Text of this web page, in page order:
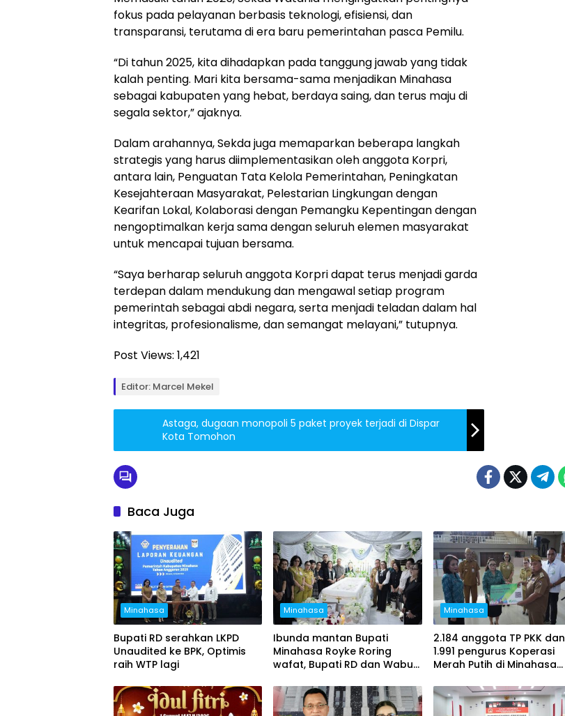
fokus pada pelayanan berbasis teknologi, efisiensi, dan
transparansi, terutama di era baru pemerintahan pasca Pemilu.
“Di tahun 2025, kita dihadapkan pada tanggung jawab yang tidak
kalah penting. Mari kita bersama-sama menjadikan Minahasa
sebagai kabupaten yang hebat, berdaya saing, dan terus maju di
segala sektor,” ajaknya.
Dalam arahannya, Sekda juga memaparkan beberapa langkah
strategis yang harus diimplementasikan oleh anggota Korpri,
antara lain, Penguatan Tata Kelola Pemerintahan, Peningkatan
Kesejahteraan Masyarakat, Pelestarian Lingkungan dengan
Kearifan Lokal, Kolaborasi dengan Pemangku Kepentingan dengan
nengoptimalkan kerja sama dengan seluruh elemen masyarakat
untuk mencapai tujuan bersama.
“Saya berharap seluruh anggota Korpri dapat terus menjadi garda
terdepan dalam mendukung dan mengawal setiap program
pemerintah sebagai abdi negara, serta menjadi teladan dalam hal
integritas, profesionalisme, dan semangat melayani,” tutupnya.
Post Views: 1,421
Editor: Marcel Mekel
Astaga, dugaan monopoli 5 paket proyek terjadi di Dispar
Kota Tomohon
Baca Juga
Minahasa
Bupati RD serahkan LKPD
Unaudited ke BPK, Optimis
raih WTP lagi
Minahasa
Ibunda mantan Bupati
Minahasa Royke Roring
wafat, Bupati RD dan Wabup
penghiburan
Minahasa
2.184 anggota TP PKK dan
1.991 pengurus Koperasi
Merah Putih di Minahasa
peserta BPJS
Ketenegakerjaan